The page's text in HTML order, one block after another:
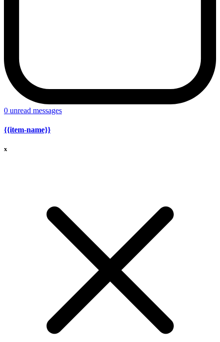
0 unread messages
{{item-name}}
x